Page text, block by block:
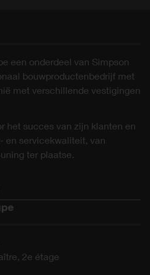
een onderdeel van Simpson
bouwproductenbedrijf met
met verschillende vestigingen
het succes van zijn klanten en
en servicekwaliteit, van
ter plaatse.
2e étage